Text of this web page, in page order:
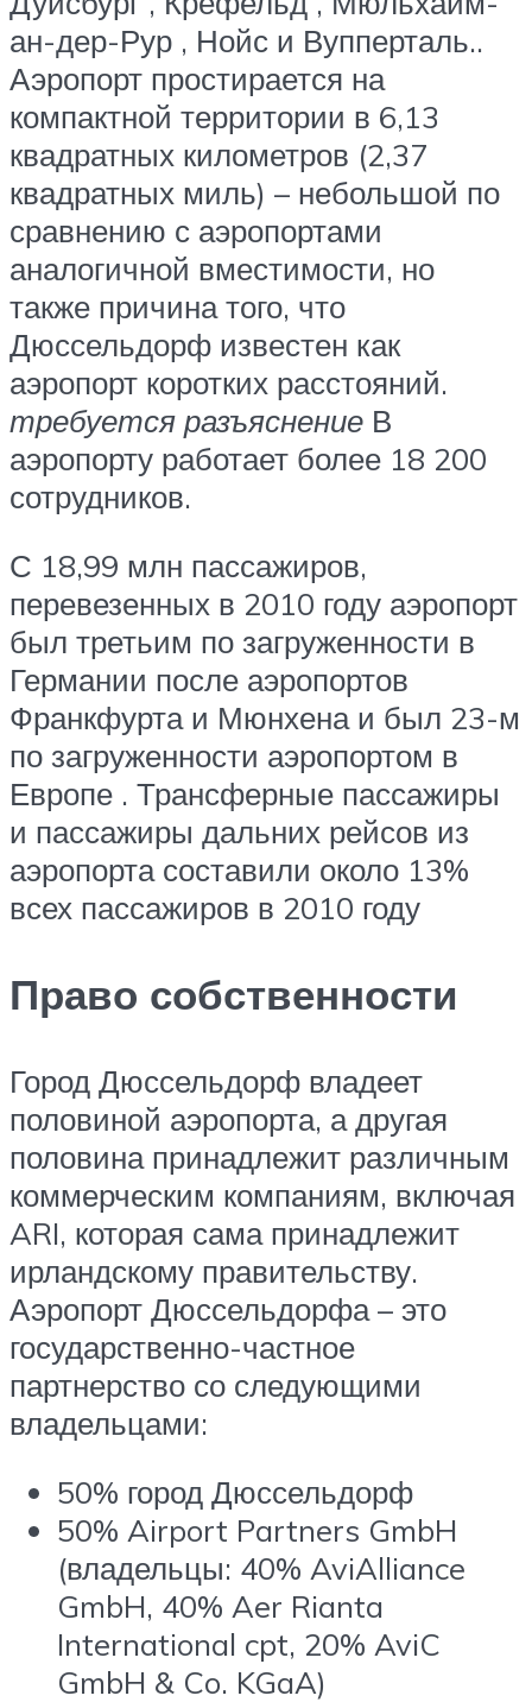
ан-дер-Рур , Нойс и Вупперталь..
Аэропорт простирается на
компактной территории в 6,13
квадратных километров (2,37
квадратных миль) – небольшой по
сравнению с аэропортами
аналогичной вместимости, но
также причина того, что
Дюссельдорф известен как
аэропорт коротких расстояний.
требуется разъяснение В
аэропорту работает более 18 200
сотрудников.
С 18,99 млн пассажиров,
перевезенных в 2010 году аэропорт
был третьим по загруженности в
Германии после аэропортов
Франкфуртаи Мюнхенаи был 23-м
по загруженности аэропортом в
Европе . Трансферные пассажиры
и пассажиры дальних рейсов из
аэропорта составили около 13%
всех пассажиров в 2010 году
Право собственности
Город Дюссельдорф владеет
половиной аэропорта, а другая
половина принадлежит различным
коммерческим компаниям, включая
ARI, которая сама принадлежит
ирландскому правительству.
Аэропорт Дюссельдорфа – это
государственно-частное
партнерство со следующими
владельцами:
50% город Дюссельдорф
50% Airport Partners GmbH
(владельцы: 40% AviAlliance
GmbH, 40% Aer Rianta
International cpt, 20% AviC
GmbH & Co. KGaA)